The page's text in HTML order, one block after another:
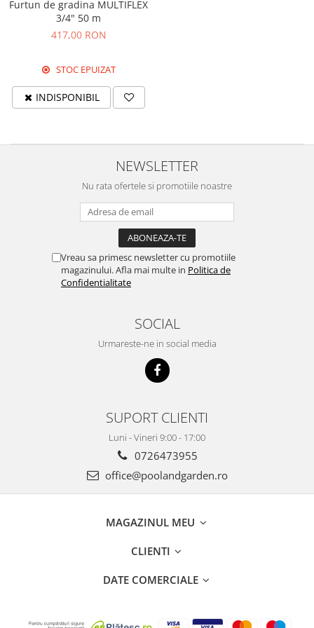
Furtun de gradina MULTIFLEX
3/4" 50 m
417,00 RON
STOC EPUIZAT
INDISPONIBIL
NEWSLETTER
Nu rata ofertele si promotiile noastre
Vreau sa primesc newsletter cu promotiile
magazinului. Afla mai multe in Politica de
Confidentialitate
SOCIAL
Urmareste-ne in social media
SUPORT CLIENTI
Luni - Vineri 9:00 - 17:00
0726473955
office@poolandgarden.ro
MAGAZINUL MEU
CLIENTI
DATE COMERCIALE